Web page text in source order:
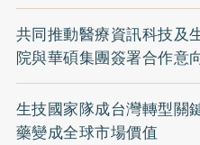
共同推動醫療資訊科技及
院與華碩集團簽署合作意
生技國家隊成台灣轉型關
藥變成全球市場價值